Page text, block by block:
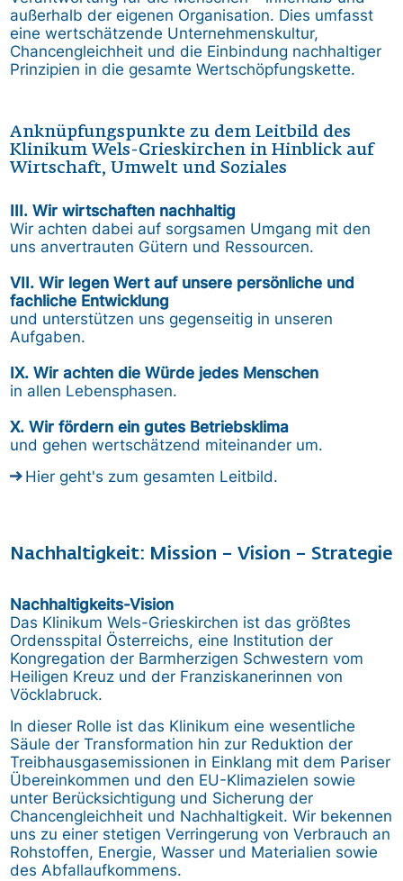
außerhalb der eigenen Organisation. Dies umfasst
eine wertschätzende Unternehmenskultur,
Chancengleichheit und die Einbindung nachhaltiger
Prinzipien in die gesamte Wertschöpfungskette.
Anknüpfungspunkte zu dem Leitbild des
Klinikum Wels-Grieskirchen in Hinblick auf
Wirtschaft, Umwelt und Soziales
III. Wir wirtschaften nachhaltig
Wir achten dabei auf sorgsamen Umgang mit den
uns anvertrauten Gütern und Ressourcen.
VII. Wir legen Wert auf unsere persönliche und
fachliche Entwicklung
und unterstützen uns gegenseitig in unseren
Aufgaben.
IX. Wir achten die Würde jedes Menschen
in allen Lebensphasen.
X. Wir fördern ein gutes Betriebsklima
und gehen wertschätzend miteinander um.
Hier geht's zum gesamten Leitbild.
Nachhaltigkeit: Mission – Vision – Strategie
Nachhaltigkeits-Vision
Das Klinikum Wels-Grieskirchen ist das größtes
Ordensspital Österreichs, eine Institution der
Kongregation der Barmherzigen Schwestern vom
Heiligen Kreuz und der Franziskanerinnen von
Vöcklabruck.
In dieser Rolle ist das Klinikum eine wesentliche
Säule der Transformation hin zur Reduktion der
Treibhausgasemissionen in Einklang mit dem Pariser
Übereinkommen und den EU-Klimazielen sowie
unter Berücksichtigung und Sicherung der
Chancengleichheit und Nachhaltigkeit. Wir bekennen
uns zu einer stetigen Verringerung von Verbrauch an
Rohstoffen, Energie, Wasser und Materialien sowie
des Abfallaufkommens.